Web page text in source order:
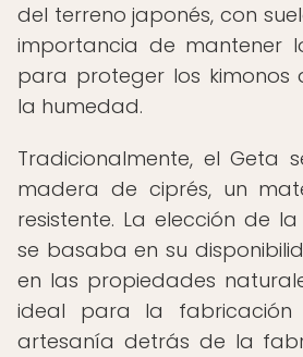
del terreno japonés, con
importancia de mantener
para proteger los kimonos
la humedad.
Tradicionalmente, el Geta
madera de ciprés, un
resistente. La elección de
se basaba en su
en las propiedades
ideal para la fabricación
artesanía detrás de la